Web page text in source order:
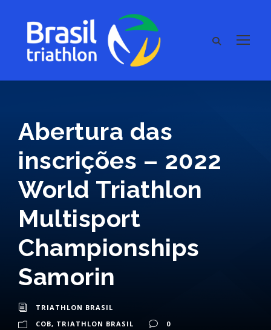
Abertura das
inscrições – 2022
World Triathlon
Multisport
Championships
Samorin
TRIATHLON BRASIL
COB, TRIATHLON BRASIL 0